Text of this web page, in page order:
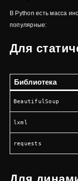
В Python есть масса
популярные:
Для
Библиотека
BeautifulSoup
lxml
requests